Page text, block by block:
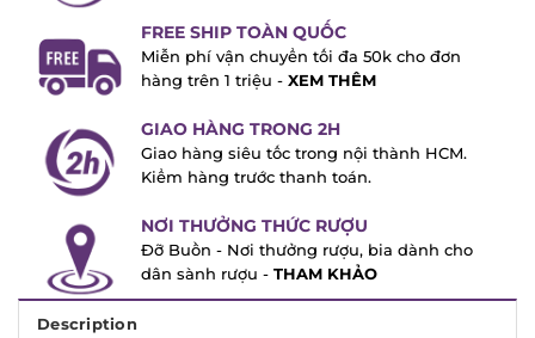
FREE SHIP TOÀN QUỐC
Miễn phí vận chuyển tối đa 50k cho đơn
GIAO HÀNG TRONG 2H
Giao hàng siêu tốc trong nội thành HCM.
NƠI THƯỞNG THỨC RƯỢU
Đỡ Buồn - Nơi thưởng rượu, bia dành cho
dân sành rượu - THAM KHẢO